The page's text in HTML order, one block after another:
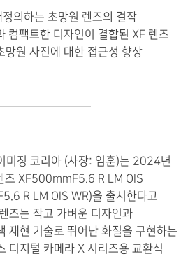
의하는 초망원 렌즈의 걸작
컴팩트한 디자인이 결합된 XF 렌즈
망원 사진에 대한 접근성 향상
미징 코리아 (사장: 임훈)는 2024년
즈 XF500mmF5.6 R LM OIS
R LM OIS WR)을 출시한다고
즈는 작고 가벼운 디자인과
재현 기술로 뛰어난 화질을 구현하는
디지털 카메라 X 시리즈용 교환식